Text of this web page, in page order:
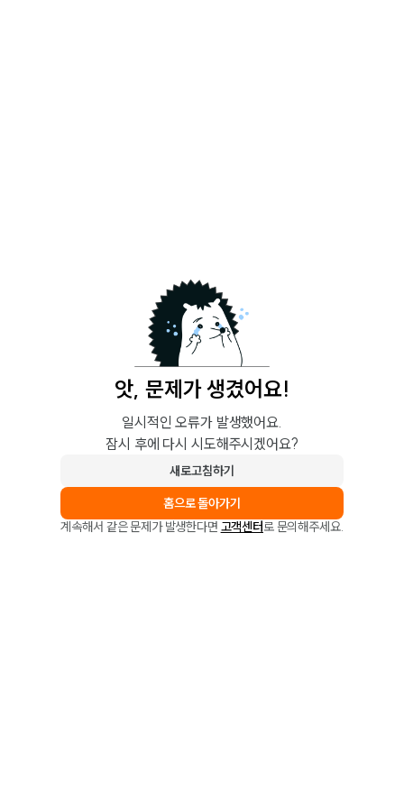
앗, 문제가 생겼어요!
일시적인 오류가 발생했어요.
잠시 후에 다시 시도해주시겠어요?
새로고침하기
홈으로 돌아가기
계속해서 같은 문제가 발생한다면 고객센터로 문의해주세요.